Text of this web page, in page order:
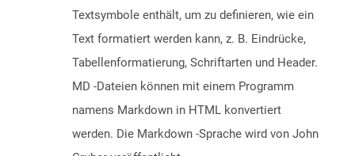
Textsymbole enthält, um zu definieren, wie ein
Text formatiert werden kann, z. B. Eindrücke,
Tabellenformatierung, Schriftarten und Header.
MD -Dateien können mit einem Programm
namens Markdown in HTML konvertiert
werden. Die Markdown -Sprache wird von John